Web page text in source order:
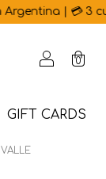
| 💳 3 cuotas
0
GIFT CARDS
VALLE